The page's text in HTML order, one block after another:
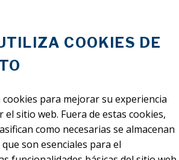
COOKIES DE
para mejorar su experiencia
sitio web. Fuera de estas cookies,
como necesarias se almacenan
son esenciales para el